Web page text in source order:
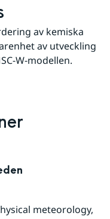
av kemiska
av utveckling
W-modellen.
meteorology,